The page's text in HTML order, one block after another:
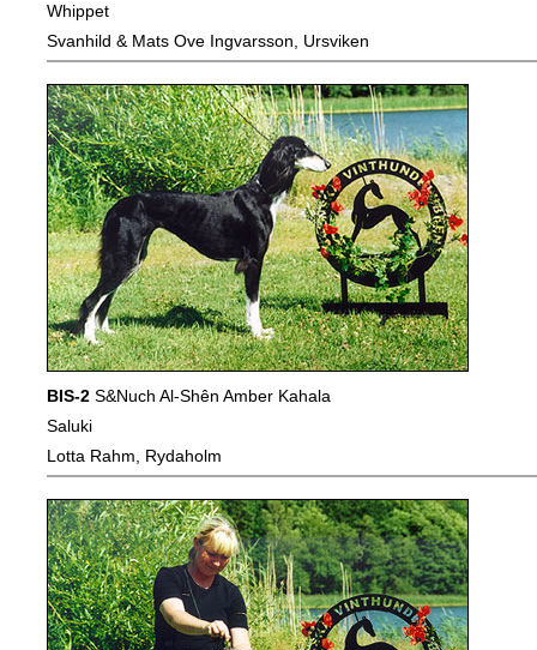
Whippet
Svanhild & Mats Ove Ingvarsson, Ursviken
BIS-2 S&Nuch Al-Shên Amber Kahala
Saluki
Lotta Rahm, Rydaholm